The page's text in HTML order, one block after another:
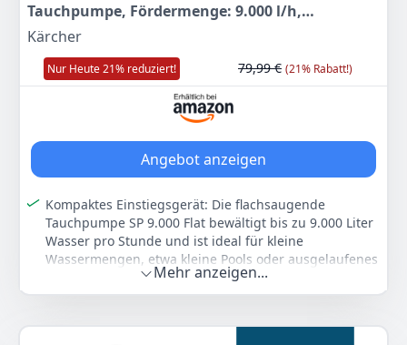
Einfacher Anschluss: 23 m Netzkabel, Plug-&-Play-
Betrieb und 1 ¼-Zoll-Messinggewinde erleichtern die
Installation für Garten und Grundstück
Farbe Hersteller Gewicht
TROTEC
196
Tauchpumpe, Fördermenge: 9.000 l/h,
Eintauchtiefe: max. 7 m, für Schmutzwasser mit
Partikeln bis zu einer Größe von 5 mm,
Restwasserhöhe: 1 mm, Druck: 0,6 bar
Kärcher
Nur Heute 21% reduziert! 79,99 € (21% Rabatt!)
Angebot anzeigen
Kompaktes Einstiegsgerät: Die flachsaugende
Tauchpumpe SP 9.000 Flat bewältigt bis zu 9.000 Liter
Wasser pro Stunde und ist ideal für kleine
Wassermengen, etwa kleine Pools oder ausgelaufenes
Flexibel einsetzbar: Die SP 9.000 Flat ist für Klarwasser
Mehr anzeigen...